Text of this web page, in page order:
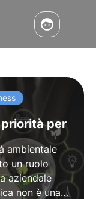
per
ambientale
un ruolo
aziendale
non è una